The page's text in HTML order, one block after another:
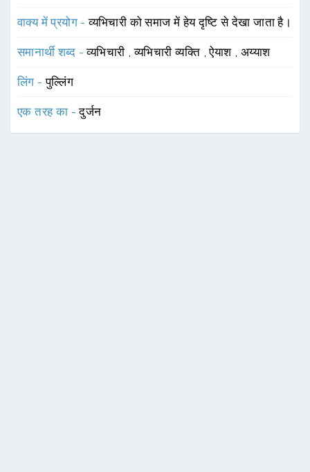
वाक्य में प्रयोग -व्यभिचारी को समाज में हेय दृष्टि से देखा जाता है।
समानार्थी शब्द -व्यभिचारी ,व्यभिचारी व्यक्ति ,ऐयाश , अय्याश
लिंग -पुल्लिंग
एक तरह का -दुर्जन